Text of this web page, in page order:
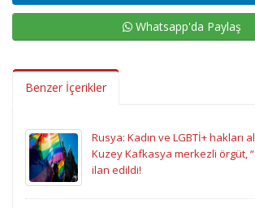
Whatsapp'da Paylaş
Benzer İçerikler
Rusya: Kadın ve LGBTİ+ hakları
Kuzey Kafkasya merkezli örgüt,
ilan edildi!